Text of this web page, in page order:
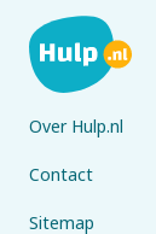
Over Hulp.nl
Contact
Sitemap